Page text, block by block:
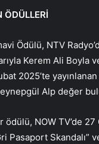
ÖDÜLLERİ
Ödülü, NTV
Kerem Ali Boyla
2025’te
Alp değer
ödülü, NOW TV’de
Pasaport Skandalı”